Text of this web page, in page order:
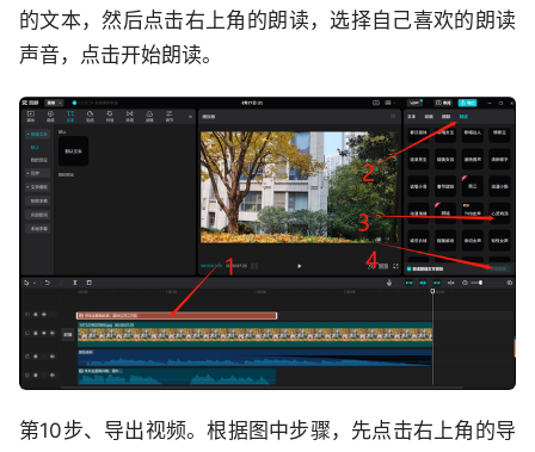
的文本，然后点击右上角的朗读，选择自己喜欢的朗读
声音，点击开始朗读。
第10步、导出视频。根据图中步骤，先点击右上角的导